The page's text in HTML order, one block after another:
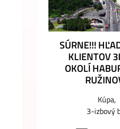
SÚRNE!!!
KLIENTOV
OKOLÍ
Kúpa
3-izbový